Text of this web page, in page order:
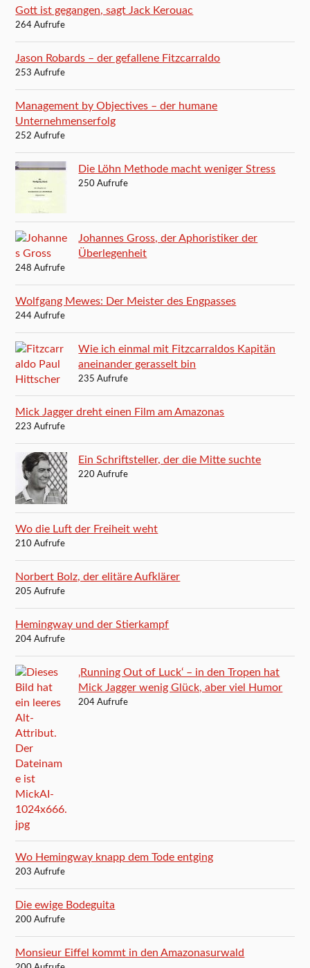
Gott ist gegangen, sagt Jack Kerouac
264 Aufrufe
Jason Robards – der gefallene Fitzcarraldo
253 Aufrufe
Management by Objectives – der humane
Unternehmenserfolg
252 Aufrufe
Die Löhn Methode macht weniger Stress
250 Aufrufe
Johannes Gross, der Aphoristiker der
Überlegenheit
248 Aufrufe
Wolfgang Mewes: Der Meister des Engpasses
244 Aufrufe
Wie ich einmal mit Fitzcarraldos Kapitän
aneinander gerasselt bin
235 Aufrufe
Mick Jagger dreht einen Film am Amazonas
223 Aufrufe
Ein Schriftsteller, der die Mitte suchte
220 Aufrufe
Wo die Luft der Freiheit weht
210 Aufrufe
Norbert Bolz, der elitäre Aufklärer
205 Aufrufe
Hemingway und der Stierkampf
204 Aufrufe
‚Running Out of Luck‘ – in den Tropen hat
Mick Jagger wenig Glück, aber viel Humor
204 Aufrufe
Wo Hemingway knapp dem Tode entging
203 Aufrufe
Die ewige Bodeguita
200 Aufrufe
Monsieur Eiffel kommt in den Amazonasurwald